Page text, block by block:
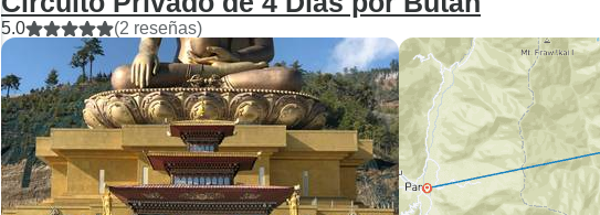
5.0 (2 reseñas)